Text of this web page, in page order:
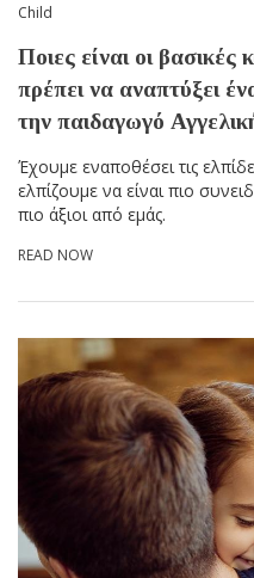
Child
Ποιες είναι οι βασικές
πρέπει να αναπτύξει
την παιδαγωγό
Έχουμε εναποθέσει τις
ελπίζουμε να είναι πιο
πιο άξιοι από εμάς.
READ NOW